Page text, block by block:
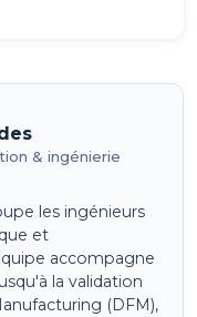
& ingénierie
les ingénieurs
et
accompagne
la validation
(DFM),